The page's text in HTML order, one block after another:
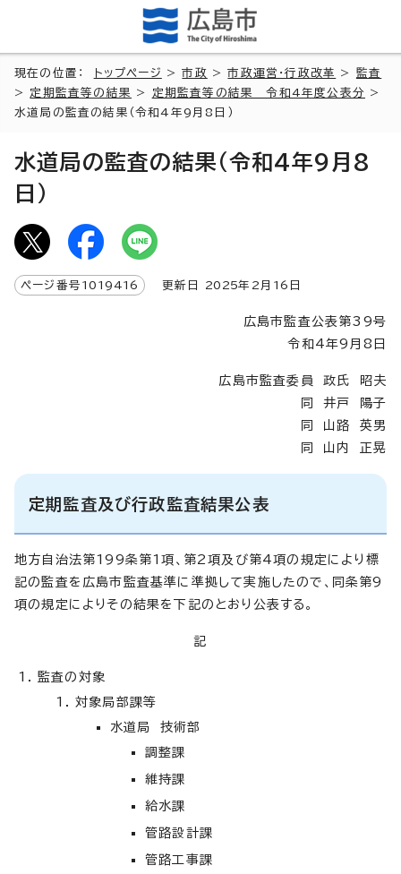
現在の位置： トップページ >市政 >市政運営・行政改革 > 監査
> 定期監査等の結果 > 定期監査等の結果 令和4年度公表分 >
水道局の監査の結果（令和4年9月8日）
水道局の監査の結果（令和4年9月8
日）
ページ番号 1019416 更新日 2025年2月 16 日
広島市監査公表第39号
令和4年9月8日
広島市監査委員 政氏 昭夫
同 井戸 陽子
同 山路 英男
同 山内 正晃
定期監査及び行政監査結果公表
地方自治法第199条第1項、第2項及び第4項の規定により標
記の監査を広島市監査基準に準拠して実施したので、同条第9
項の規定によりその結果を下記のとおり公表する。
記
監査の対象
対象局部課等
水道局 技術部
調整課
維持課
給水課
管路設計課
管路工事課